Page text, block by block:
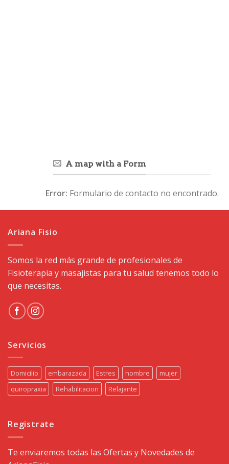
A map with a Form
Error: Formulario de contacto no encontrado.
Ariana Fisio
Somos la red más grande de profesionales de
Fisioterapia y masajistas para tu salud tenemos todo lo
que necesitas.
Servicios
Domicilio embarazada Estres hombre
mujer
quiropraxia
Rehabilitacion Relajante
Registrate
Te enviaremos todas las Ofertas y Novedades de